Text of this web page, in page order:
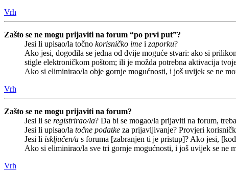
Vrh
Zašto se ne mogu prijaviti na forum “po prvi put”?
Jesi li upisao/la točno korisničko ime i zaporku?
Ako jesi, dogodila se jedna od dvije moguće stvari: ako si
stigle elektroničkom poštom; ili je možda potrebna aktivacija
Ako si eliminirao/la obje gornje mogućnosti, i još uvijek se ne
Vrh
Zašto se ne mogu prijaviti na forum?
Jesi li se registrirao/la? Da bi se mogao/la prijaviti na forum,
Jesi li upisao/la točne podatke za prijavljivanje? Provjeri
Jesi li isključen/a s foruma [zabranjen ti je pristup]? Ako jesi,
Ako si eliminirao/la sve tri gornje mogućnosti, i još uvijek se ne
Vrh